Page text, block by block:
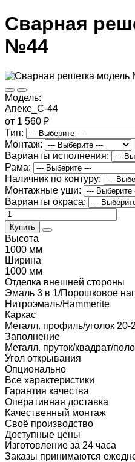
Сварная
№44
Модель:
Апекс_С-44
от 1 560 ₽
Тип:
Монтаж:
Варианты исполнения:
Рама:
Наличник по контуру:
Монтажные уши:
Варианты окраса:
Купить
Высота
1000 мм
Ширина
1000 мм
Отделка внешней стороны
Эмаль 3 в 1/Порошковое
Нитроэмаль/Hammerite
Каркас
Металл. профиль/уголок 20-
Заполнение
Металл. пруток/квадрат/
Угол открывания
Опционально
Все характеристики
Гарантия качества
Оперативная доставка
Качественный монтаж
Своё производство
Доступные цены
Изготовление за 24 часа
Заказы принимаются